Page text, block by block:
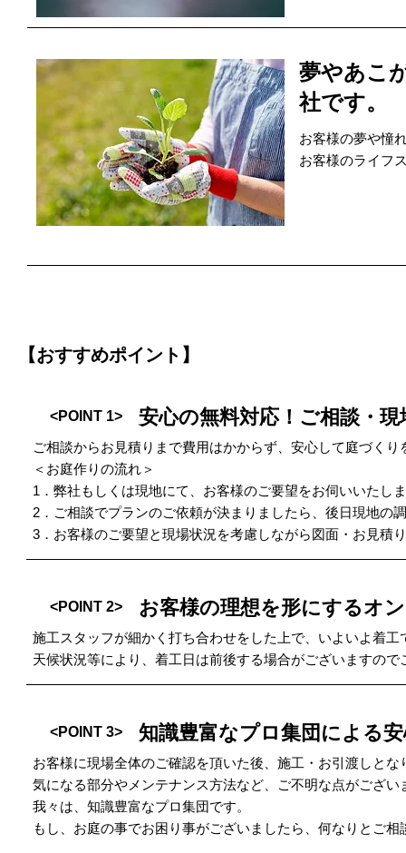
夢やあこ
社です。
お客様の夢や憧
お客様のライフ
【おすすめポイント】
<POINT 1> 安心の無料対応！ご相談・
ご相談からお見積りまで費用はかからず、安心して庭づくり
＜お庭作りの流れ＞
1．弊社もしくは現地にて、お客様のご要望をお伺いいたし
2．ご相談でプランのご依頼が決まりましたら、後日現地の
3．お客様のご要望と現場状況を考慮しながら図面・お見積
<POINT 2> お客様の理想を形にするオ
施工スタッフが細かく打ち合わせをした上で、いよいよ着工
天候状況等により、着工日は前後する場合がございますので
<POINT 3> 知識豊富なプロ集団による
お客様に現場全体のご確認を頂いた後、施工・お引渡しとな
気になる部分やメンテナンス方法など、ご不明な点がござい
我々は、知識豊富なプロ集団です。
もし、お庭の事でお困り事がございましたら、何なりとご相